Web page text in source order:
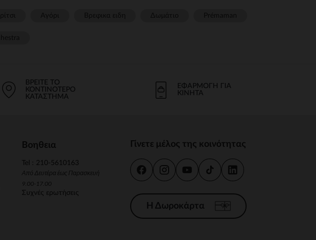
ΒΡΕΊΤΕ ΤΟ
ΚΟΝΤΙΝΌΤΕΡΟ
ΚΑΤΆΣΤΗΜΑ
ΕΦΑΡΜΟΓΉ ΓΙΑ
ΚΙΝΗΤΆ
Βοηθεια
Tel : 210-5610163
Από Δευτέρα έως Παρασκευή
9.00-17.00
Συχνές ερωτήσεις
Γίνετε μέλος της κοινότητας
Η Δωροκάρτα